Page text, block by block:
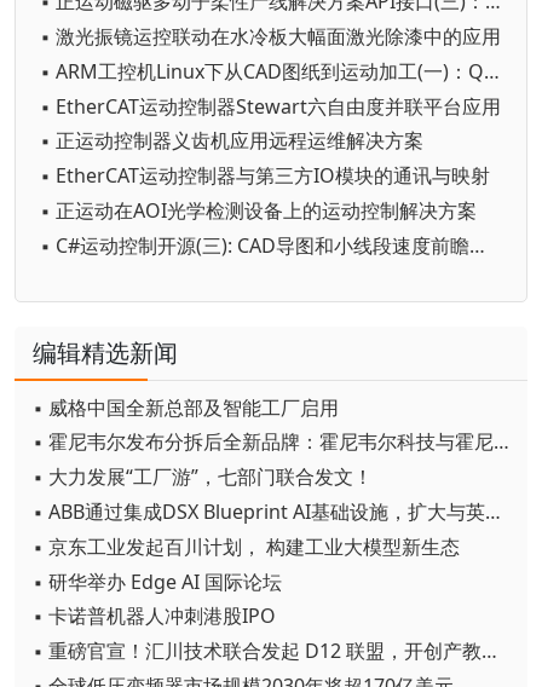
▪ 激光振镜运控联动在水冷板大幅面激光除漆中的应用
▪ ARM工控机Linux下从CAD图纸到运动加工(一)：Qt Demo的CAD导入
▪ EtherCAT运动控制器Stewart六自由度并联平台应用
▪ 正运动控制器义齿机应用远程运维解决方案
▪ EtherCAT运动控制器与第三方IO模块的通讯与映射
▪ 正运动在AOI光学检测设备上的运动控制解决方案
▪ C#运动控制开源(三): CAD导图和小线段速度前瞻优化的软件框架
编辑精选新闻
▪ 威格中国全新总部及智能工厂启用
▪ 霍尼韦尔发布分拆后全新品牌：霍尼韦尔科技与霍尼韦尔航空航天
▪ 大力发展“工厂游”，七部门联合发文！
▪ ABB通过集成DSX Blueprint AI基础设施，扩大与英伟达的合作
▪ 京东工业发起百川计划， 构建工业大模型新生态
▪ 研华举办 Edge AI 国际论坛
▪ 卡诺普机器人冲刺港股IPO
▪ 重磅官宣！汇川技术联合发起 D12 联盟，开创产教融合新范式